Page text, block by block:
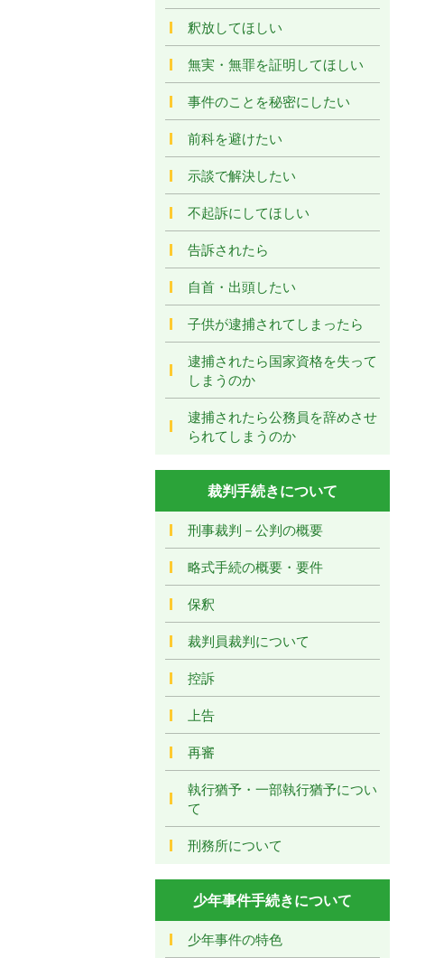
釈放してほしい
無実・無罪を証明してほしい
事件のことを秘密にしたい
前科を避けたい
示談で解決したい
不起訴にしてほしい
告訴されたら
自首・出頭したい
子供が逮捕されてしまったら
逮捕されたら国家資格を失って
しまうのか
逮捕されたら公務員を辞めさせ
られてしまうのか
裁判手続きについて
刑事裁判－公判の概要
略式手続の概要・要件
保釈
裁判員裁判について
控訴
上告
再審
執行猶予・一部執行猶予につい
て
刑務所について
少年事件手続きについて
少年事件の特色